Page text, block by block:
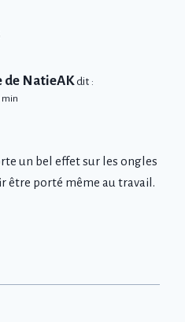
de NatieAKdit :
min
un bel effet sur les ongles
être porté même au travail.